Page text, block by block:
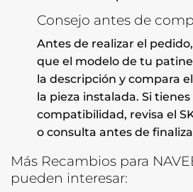
Consejo antes de
Antes de realizar el
que el modelo de tu
la descripción y compara
la pieza instalada. Si
compatibilidad, revisa el
o consulta antes de
Más Recambios para
pueden interesar: